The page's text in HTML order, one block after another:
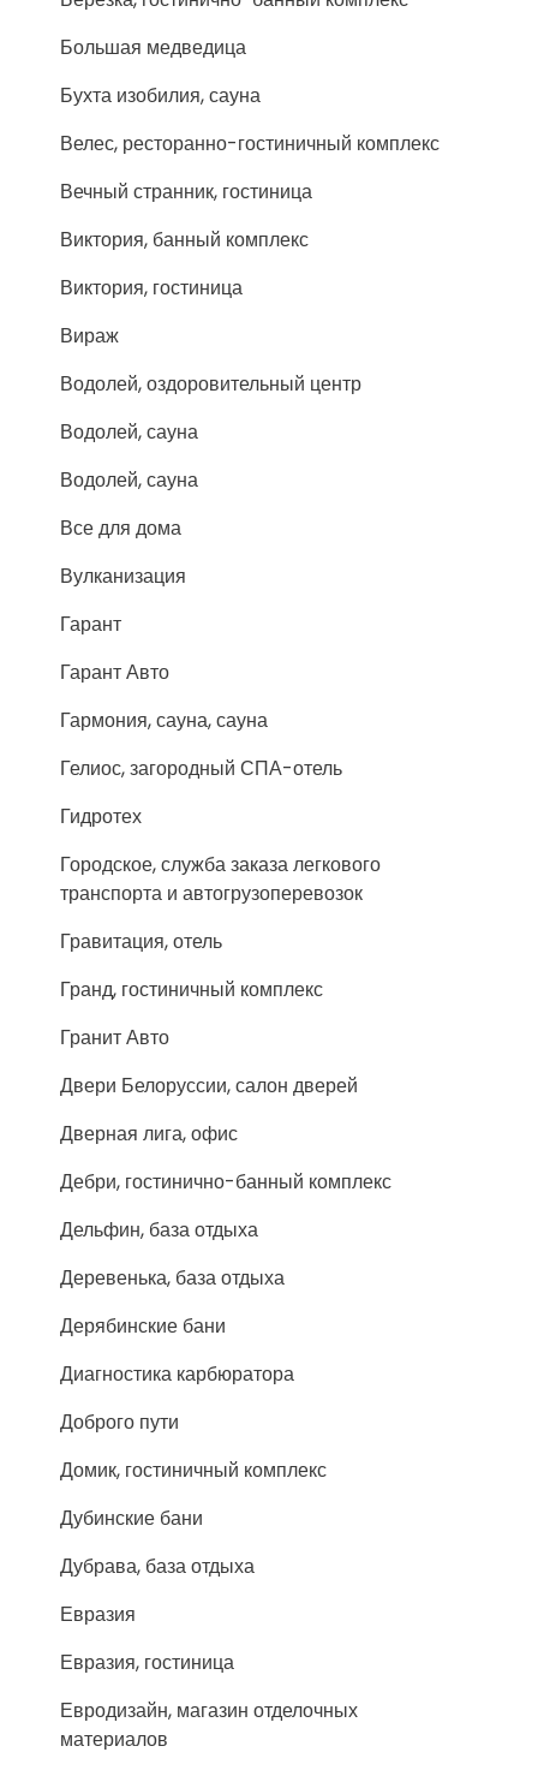
Большая медведица
Бухта изобилия, сауна
Велес, ресторанно-гостиничный комплекс
Вечный странник, гостиница
Виктория, банный комплекс
Виктория, гостиница
Вираж
Водолей, оздоровительный центр
Водолей, сауна
Водолей, сауна
Все для дома
Вулканизация
Гарант
Гарант Авто
Гармония, сауна, сауна
Гелиос, загородный СПА-отель
Гидротех
Городское, служба заказа легкового
транспорта и автогрузоперевозок
Гравитация, отель
Гранд, гостиничный комплекс
Гранит Авто
Двери Белоруссии, салон дверей
Дверная лига, офис
Дебри, гостинично-банный комплекс
Дельфин, база отдыха
Деревенька, база отдыха
Дерябинские бани
Диагностика карбюратора
Доброго пути
Домик, гостиничный комплекс
Дубинские бани
Дубрава, база отдыха
Евразия
Евразия, гостиница
Евродизайн, магазин отделочных
материалов